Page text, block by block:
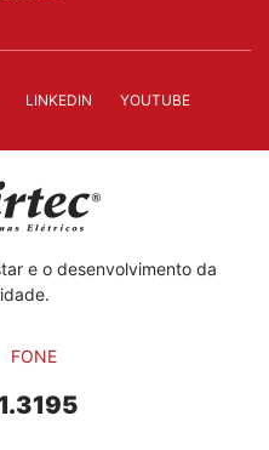
LINKEDIN YOUTUBE
e o desenvolvimento da
FONE